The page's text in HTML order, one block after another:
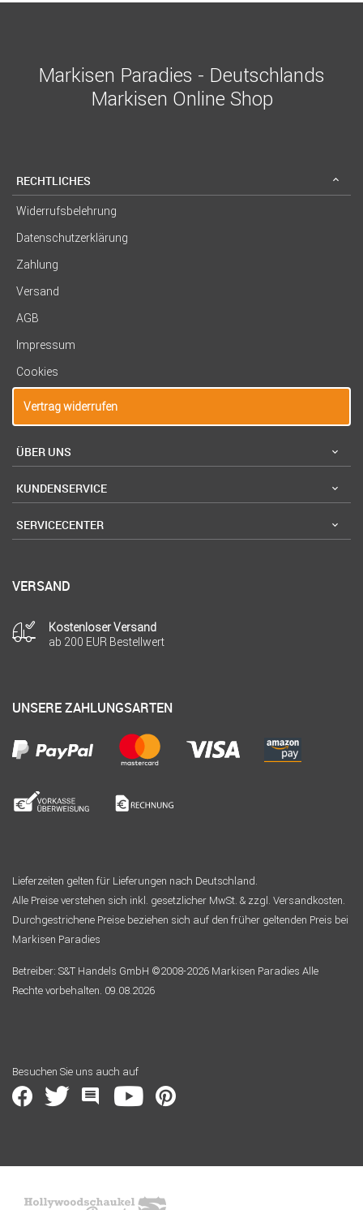
Markisen Paradies - Deutschlands
Markisen Online Shop
RECHTLICHES
Widerrufsbelehrung
Datenschutzerklärung
Zahlung
Versand
AGB
Impressum
Cookies
Vertrag widerrufen
ÜBER UNS
KUNDENSERVICE
SERVICECENTER
VERSAND
Kostenloser Versand
ab 200 EUR Bestellwert
UNSERE ZAHLUNGSARTEN
Lieferzeiten gelten für Lieferungen nach Deutschland.
Alle Preise verstehen sich inkl. gesetzlicher MwSt. & zzgl. Versandkosten.
Durchgestrichene Preise beziehen sich auf den früher geltenden Preis bei
Markisen Paradies
Betreiber: S&T Handels GmbH ©2008-2026 Markisen Paradies Alle
Rechte vorbehalten. 09.08.2026
Besuchen Sie uns auch auf